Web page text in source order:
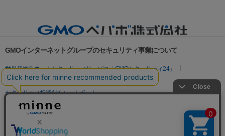
GMOインターネットグループのセキュリティ事業について
世界初総合ネットセキュリティサービス「GMOセキュリティ24」
パスワード漏洩診断
Webサイトリスク診断
セキュリティ相談AIチャットボット
実在証明・盗聴対策
サイバー攻撃対策（GMO Flatt Security）